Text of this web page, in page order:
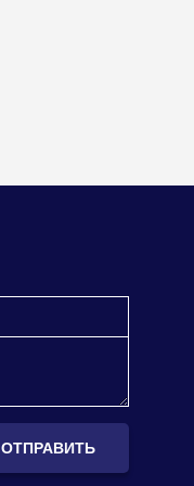
ОТПРАВИТЬ